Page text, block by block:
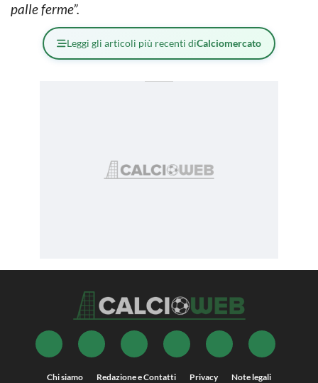
palle ferme”.
Leggi gli articoli più recenti diCalciomercato
Chi siamo Redazione e Contatti Privacy Note legali